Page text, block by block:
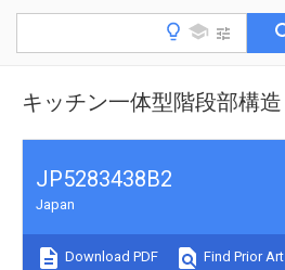
キッチン一体型階段部構造
JP5283438B2
Japan
Download PDF Find Prior Art